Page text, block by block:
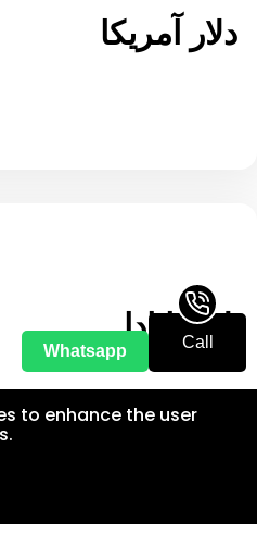
دلار آمریکا
دلار کانادا
to enhance the user
Whatsapp Call